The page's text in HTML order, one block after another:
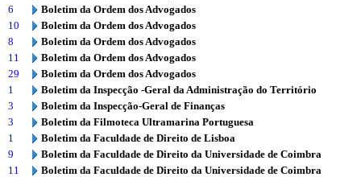
6
Boletim da Ordem dos Advogados
10
Boletim da Ordem dos Advogados
8
Boletim da Ordem dos Advogados
11
Boletim da Ordem dos Advogados
29
Boletim da Ordem dos Advogados
1
Boletim da Inspecção -Geral da Administração do Território
3
Boletim da Inspecção-Geral de Finanças
3
Boletim da Filmoteca Ultramarina Portuguesa
1
Boletim da Faculdade de Direito de Lisboa
9
Boletim da Faculdade de Direito da Universidade de Coimbra
11
Boletim da Faculdade de Direito da Universidade de Coimbra